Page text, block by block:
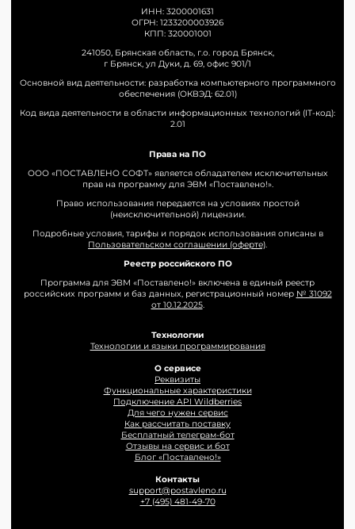
ИНН: 3200001631
ОГРН: 1233200003926
КПП: 320001001
241050, Брянская область, г.о. город Брянск,
г Брянск, ул Дуки, д. 69, офис 901/1
Основной вид деятельности: разработка компьютерного программного
обеспечения (ОКВЭД: 62.01)
Код вида деятельности в области информационных технологий (IT-код):
2.01
Права на ПО
ООО «ПОСТАВЛЕНО СОФТ» является обладателем исключительных
прав на программу для ЭВМ «Поставлено!».
Право использования передается на условиях простой
(неисключительной) лицензии.
Подробные условия, тарифы и порядок использования описаны в
Пользовательском соглашении (оферте).
Реестр российского ПО
Программа для ЭВМ «Поставлено!» включена в единый реестр
российских программ и баз данных, регистрационный номер № 31092
от 10.12.2025.
Технологии
Технологии и языки программирования
О сервисе
Реквизиты
Функциональные характеристики
Подключение API Wildberries
Для чего нужен сервис
Как рассчитать поставку
Бесплатный телеграм-бот
Отзывы на сервис и бот
Блог «Поставлено!»
Контакты
support@postavleno.ru
+7 (495) 481-49-70